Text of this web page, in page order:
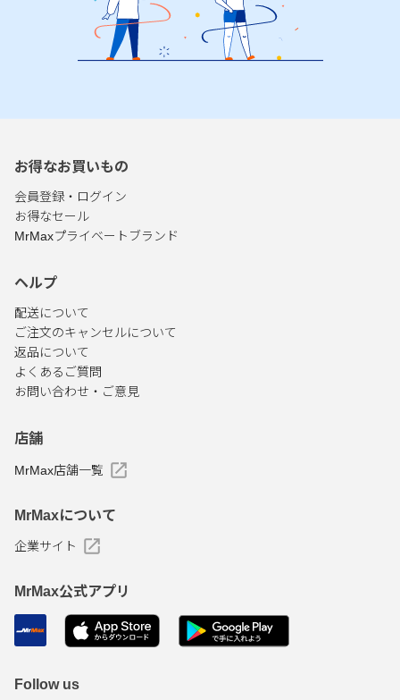
お得なお買いもの
会員登録・ログイン
お得なセール
MrMaxプライベートブランド
ヘルプ
配送について
ご注文のキャンセルについて
返品について
よくあるご質問
お問い合わせ・ご意見
店舗
MrMax店舗一覧
MrMaxについて
企業サイト
MrMax公式アプリ
Follow us